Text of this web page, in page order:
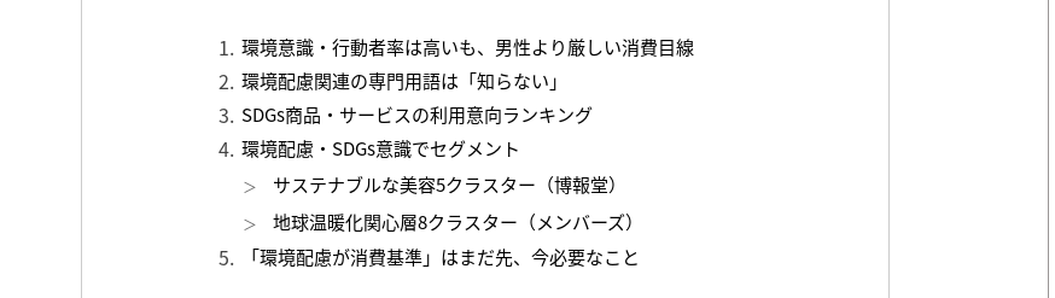
環境意識・行動者率は高いも、男性より厳しい消費目線
環境配慮関連の専門用語は「知らない」
SDGs商品・サービスの利用意向ランキング
環境配慮・SDGs意識でセグメント
サステナブルな美容5クラスター（博報堂）
地球温暖化関心層8クラスター（メンバーズ）
「環境配慮が消費基準」はまだ先、今必要なこと